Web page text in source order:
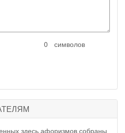
символов
здесь афоризмов собраны